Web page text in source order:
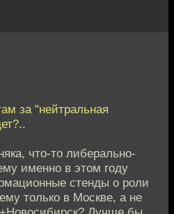
за "нейтральная
что-то либерально-
именно в этом году
стенды о роли
только в Москве, а не